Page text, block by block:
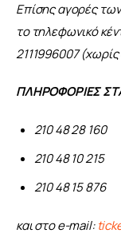
Επίσης αγορές
το τηλεφωνικό
2111996007
ΠΛΗΡΟΦΟΡΙΕΣ
210 48 28 160​
210 48 10 215​
210 48 15 876
και στο e-mail:​